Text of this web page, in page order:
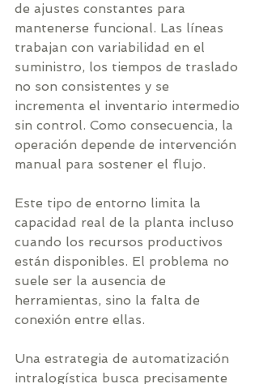
de ajustes constantes para
mantenerse funcional. Las líneas
trabajan con variabilidad en el
suministro, los tiempos de traslado
no son consistentes y se
incrementa el inventario intermedio
sin control. Como consecuencia, la
operación depende de intervención
manual para sostener el flujo.
Este tipo de entorno limita la
capacidad real de la planta incluso
cuando los recursos productivos
están disponibles. El problema no
suele ser la ausencia de
herramientas, sino la falta de
conexión entre ellas.
Una estrategia de automatización
intralogística busca precisamente